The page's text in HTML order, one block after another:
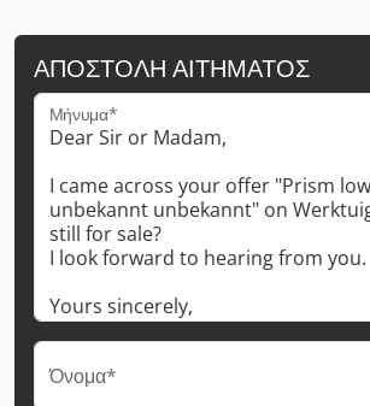
ΑΠΟΣΤΟΛΉ ΑΙΤΉΜΑΤΟΣ
Μήνυμα*
Όνομα*